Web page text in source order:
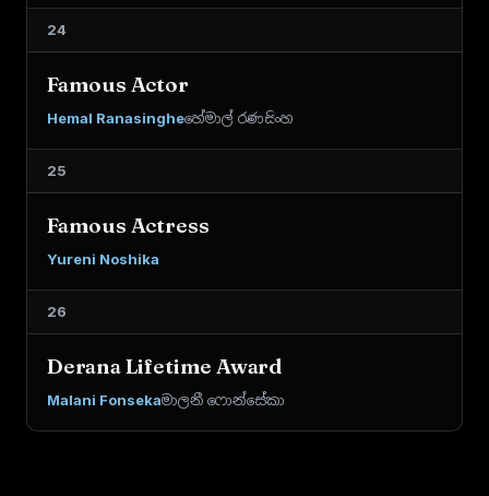
24
Famous Actor
Hemal Ranasingheහේමාල් රණසිංහ
25
Famous Actress
Yureni Noshika
26
Derana Lifetime Award
Malani Fonsekaමාලනී ෆොන්සේකා